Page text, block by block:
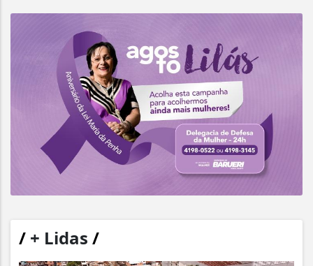
/ + Lidas /